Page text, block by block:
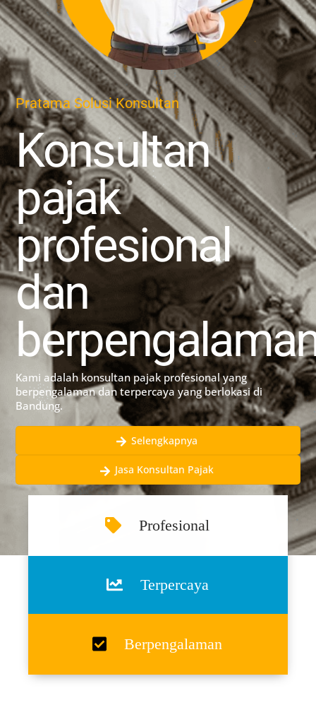
Pratama Solusi Konsultan
Konsultan
pajak
profesional
dan
Kami adalah konsultan pajak profesional yang
berpengalaman dan terpercaya yang berlokasi di
Bandung.
Selengkapnya
Jasa Konsultan Pajak
Profesional
Terpercaya
Berpengalaman